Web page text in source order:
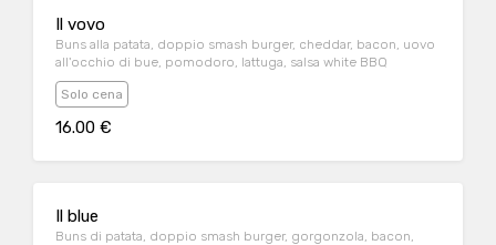
Il vovo
Buns alla patata, doppio smash burger, cheddar, bacon, uovo
all'occhio di bue, pomodoro, lattuga, salsa white BBQ
Solo cena
16.00 €
Il blue
Buns di patata, doppio smash burger, gorgonzola, bacon,